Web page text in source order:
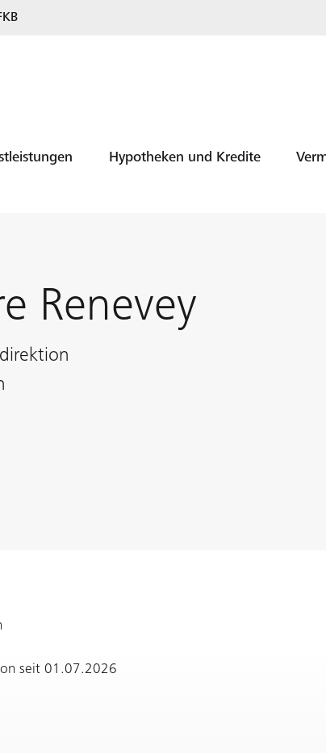
Hypotheken und Kredite
Renevey
seit 01.07.2026